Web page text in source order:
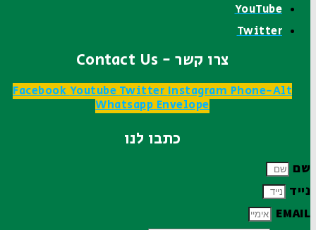
YouTube
Twitter
צרו קשר - Contact Us
FacebookYoutubeTwitterInstagramPhone-Alt
WhatsappEnvelope
כתבו לנו
שם
נייד
EMAIL